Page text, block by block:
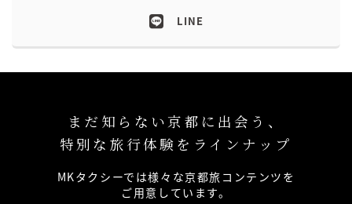
LINE
まだ知らない京都に出会う、
特別な旅行体験をラインナップ
MKタクシーでは様々な京都旅コンテンツを
ご用意しています。